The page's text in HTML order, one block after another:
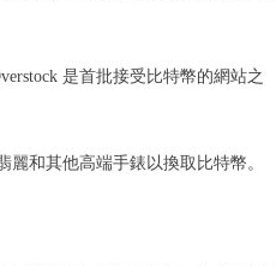
是首批接受比特幣的網站之
和其他高端手錶以換取比特幣。